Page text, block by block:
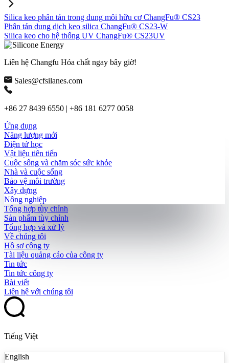
Silica keo phân tán trong dung môi hữu cơ ChangFu® CS23
Phân tán dung dịch keo silica ChangFu® CS23-W
Silica keo cho hệ thống UV ChangFu® CS23UV
Liên hệ Changfu Hóa chất ngay bây giờ!
Sales@cfsilanes.com
+86 27 8439 6550 | +86 181 6277 0058
Ứng dụng
Năng lượng mới
Điện tử học
Vật liệu tiên tiến
Cuộc sống và chăm sóc sức khỏe
Nhà và cuộc sống
Bảo vệ môi trường
Xây dựng
Nông nghiệp
Tổng hợp tùy chỉnh
Sản phẩm tùy chỉnh
Tổng hợp và xử lý
Về chúng tôi
Hồ sơ công ty
Tài liệu quảng cáo của công ty
Tin tức
Tin tức công ty
Bài viết
Liên hệ với chúng tôi
Tiếng Việt
English